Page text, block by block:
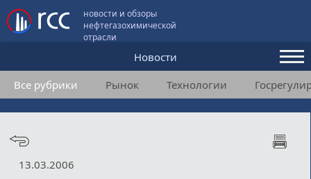
новости и обзоры
нефтегазохимической
отрасли
Новости
Аналитика и мнения
Конференции
Все рубрики Рынок Технологии
13.03.2006